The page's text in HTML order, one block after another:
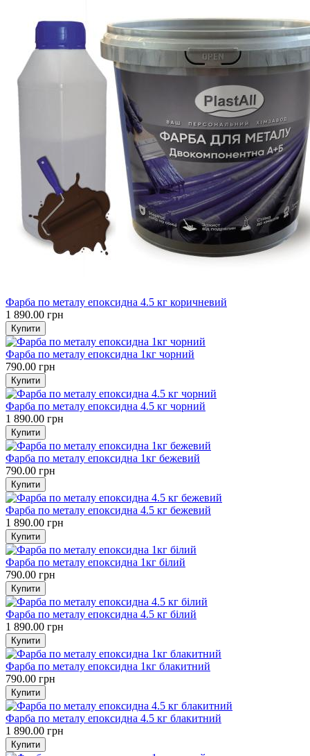
Фарба по металу епоксидна 4.5 кг коричневий
1 890.00 грн
Фарба по металу епоксидна 1кг чорний
790.00 грн
Фарба по металу епоксидна 4.5 кг чорний
1 890.00 грн
Фарба по металу епоксидна 1кг бежевий
790.00 грн
Фарба по металу епоксидна 4.5 кг бежевий
1 890.00 грн
Фарба по металу епоксидна 1кг білий
790.00 грн
Фарба по металу епоксидна 4.5 кг білий
1 890.00 грн
Фарба по металу епоксидна 1кг блакитний
790.00 грн
Фарба по металу епоксидна 4.5 кг блакитний
1 890.00 грн